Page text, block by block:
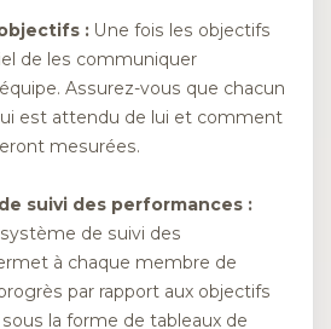
: Une fois les objectifs
de les communiquer
Assurez-vous que chacun
est attendu de lui et comment
mesurées.
suivi des performances :
de suivi des
à chaque membre de
par rapport aux objectifs
la forme de tableaux de